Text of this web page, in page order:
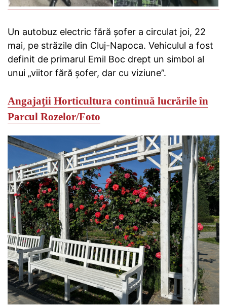
Un autobuz electric fără șofer a circulat joi, 22
mai, pe străzile din Cluj-Napoca. Vehiculul a fost
definit de primarul Emil Boc drept un simbol al
unui „viitor fără șofer, dar cu viziune”.
Angajaţii Horticultura continuă lucrările în
Parcul Rozelor/Foto